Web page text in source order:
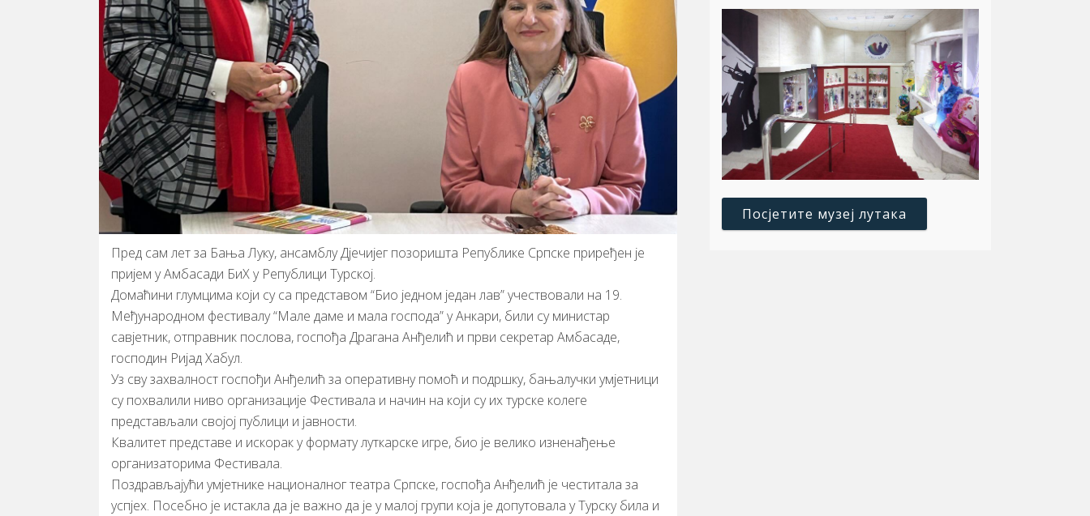
Пред сам лет за Бања Луку, ансамблу Дјечијег позоришта Републике Српске приређен је
пријем у Амбасади БиХ у Републици Турској.
Домаћини глумцима који су са представом “Био једном један лав” учествовали на 19.
Међународном фестивалу “Мале даме и мала господа” у Анкари, били су министар
савјетник, отправник послова, госпођа Драгана Анђелић и први секретар Амбасаде,
господин Ријад Хабул.
Уз сву захвалност госпођи Анђелић за оперативну помоћ и подршку, бањалучки умјетници
су похвалили ниво организације Фестивала и начин на који су их турске колеге
представљали својој публици и јавности.
Квалитет представе и искорак у формату луткарске игре, био је велико изненађење
организаторима Фестивала.
Поздрављајући умјетнике националног театра Српске, госпођа Анђелић је честитала за
успјех. Посебно је истакла да је важно да је у малој групи која је допутовала у Турску била и
Посјетите музеј лутака